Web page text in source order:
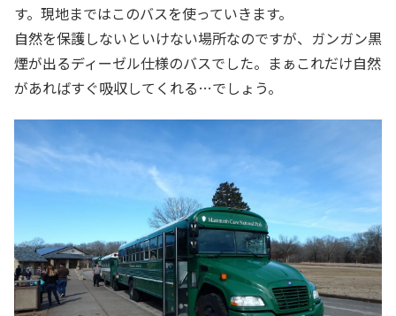
す。現地まではこのバスを使っていきます。
自然を保護しないといけない場所なのですが、ガンガン黒
煙が出るディーゼル仕様のバスでした。まぁこれだけ自然
があればすぐ吸収してくれる…でしょう。